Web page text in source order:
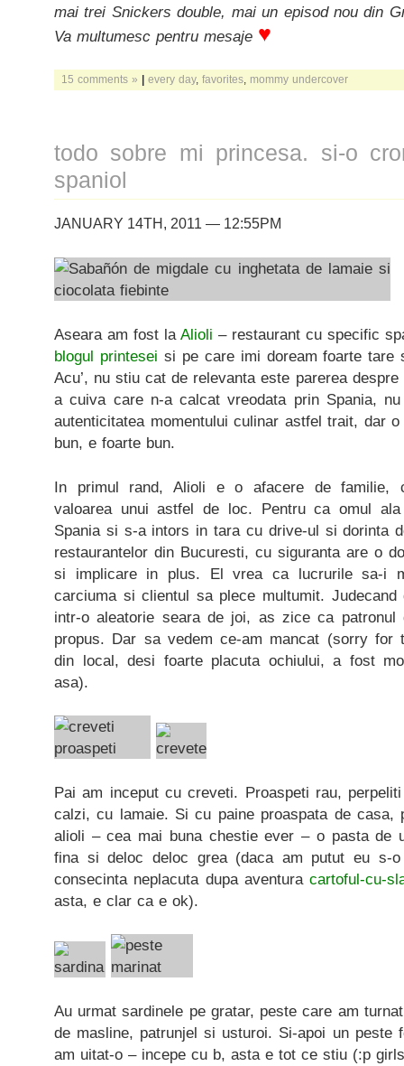
mai trei Snickers double, mai un episod nou din
Va multumesc pentru mesaje ♥
15 comments » | every day, favorites mommy undercover
todo sobre mi princesa. si-o
spaniol
JANUARY 14TH, 2011 — 12:55PM
Aseara am fost la Alioli – restaurant cu specific
blogul printesei si pe care imi doream foarte tare
Acu’, nu stiu cat de relevanta este parerea
a cuiva care n-a calcat vreodata prin Spania,
autenticitatea momentului culinar astfel trait, dar
bun, e foarte bun.
In primul rand, Alioli e o afacere de familie,
valoarea unui astfel de loc. Pentru ca omul
Spania si s-a intors in tara cu drive-ul si dorinta
restaurantelor din Bucuresti, cu siguranta are o
si implicare in plus. El vrea ca lucrurile sa-i
carciuma si clientul sa plece multumit.
intr-o aleatorie seara de joi, as zice ca
propus. Dar sa vedem ce-am mancat (sorry for
din local, desi foarte placuta ochiului, a fost
asa).
Pai am inceput cu creveti. Proaspeti rau,
calzi, cu lamaie. Si cu paine proaspata de casa,
alioli – cea mai buna chestie ever – o pasta de
fina si deloc deloc grea (daca am putut eu s-
consecinta neplacuta dupa aventuracartoful-cu-
asta, e clar ca e ok).
Au urmat sardinele pe gratar, peste care am
de masline, patrunjel si usturoi. Si-apoi un peste
am uitat-o – incepe cu b, asta e tot ce stiu (:p